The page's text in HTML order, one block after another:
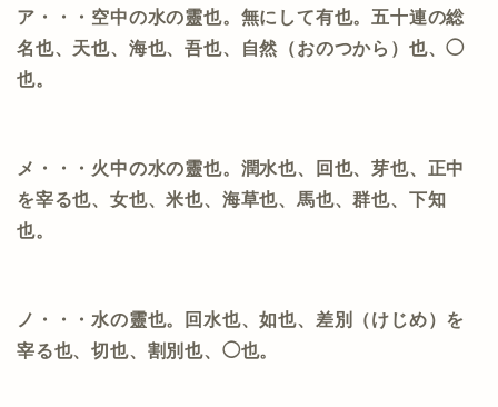
ア・・・空中の水の靈也。無にして有也。五十連の総
名也、天也、海也、吾也、自然（おのつから）也、◯
也。
メ・・・火中の水の靈也。潤水也、回也、芽也、正中
を宰る也、女也、米也、海草也、馬也、群也、下知
也。
ノ・・・水の靈也。回水也、如也、差別（けじめ）を
宰る也、切也、割別也、◯也。